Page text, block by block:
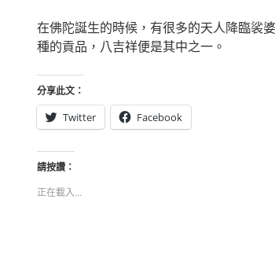
在佛陀誕生的時候，有很多的天人降臨裟
種的貢品，八吉祥便是其中之一。
分享此文：
Twitter
Facebook
請按讚：
正在載入...